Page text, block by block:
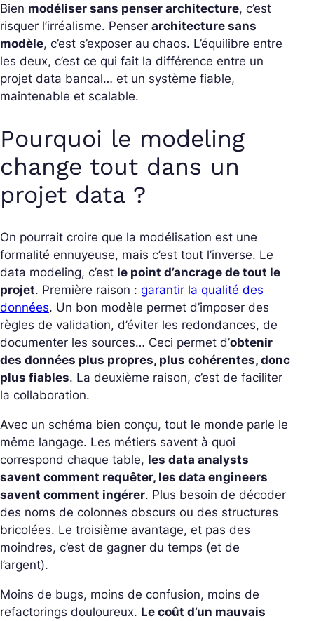
Bien modéliser sans penser architecture, c’est
risquer l’irréalisme. Penser architecture sans
modèle, c’est s’exposer au chaos. L’équilibre entre
les deux, c’est ce qui fait la différence entre un
projet data bancal… et un système fiable,
maintenable et scalable.
Pourquoi le modeling
change tout dans un
projet data ?
On pourrait croire que la modélisation est une
formalité ennuyeuse, mais c’est tout l’inverse. Le
data modeling, c’est le point d’ancrage de tout le
projet. Première raison : garantir la qualité des
données. Un bon modèle permet d’imposer des
règles de validation, d’éviter les redondances, de
documenter les sources… Ceci permet d’obtenir
des données plus propres, plus cohérentes, donc
plus fiables. La deuxième raison, c’est de faciliter
la collaboration.
Avec un schéma bien conçu, tout le monde parle le
même langage. Les métiers savent à quoi
correspond chaque table, les data analysts
savent comment requêter, les data engineers
savent comment ingérer. Plus besoin de décoder
des noms de colonnes obscurs ou des structures
bricolées. Le troisième avantage, et pas des
moindres, c’est de gagner du temps (et de
l’argent).
Moins de bugs, moins de confusion, moins de
refactorings douloureux. Le coût d’un mauvais